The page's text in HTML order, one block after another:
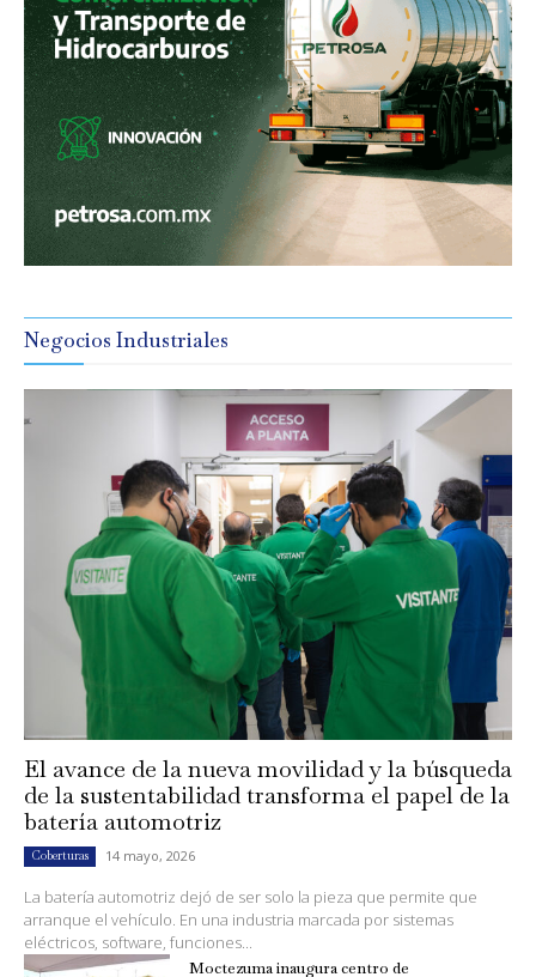
Negocios Industriales
El avance de la nueva movilidad y la búsqueda
de la sustentabilidad transforma el papel de la
batería automotriz
Coberturas 14 mayo, 2026
La batería automotriz dejó de ser solo la pieza que permite que
arranque el vehículo. En una industria marcada por sistemas
eléctricos, software, funciones...
Moctezuma inaugura centro de